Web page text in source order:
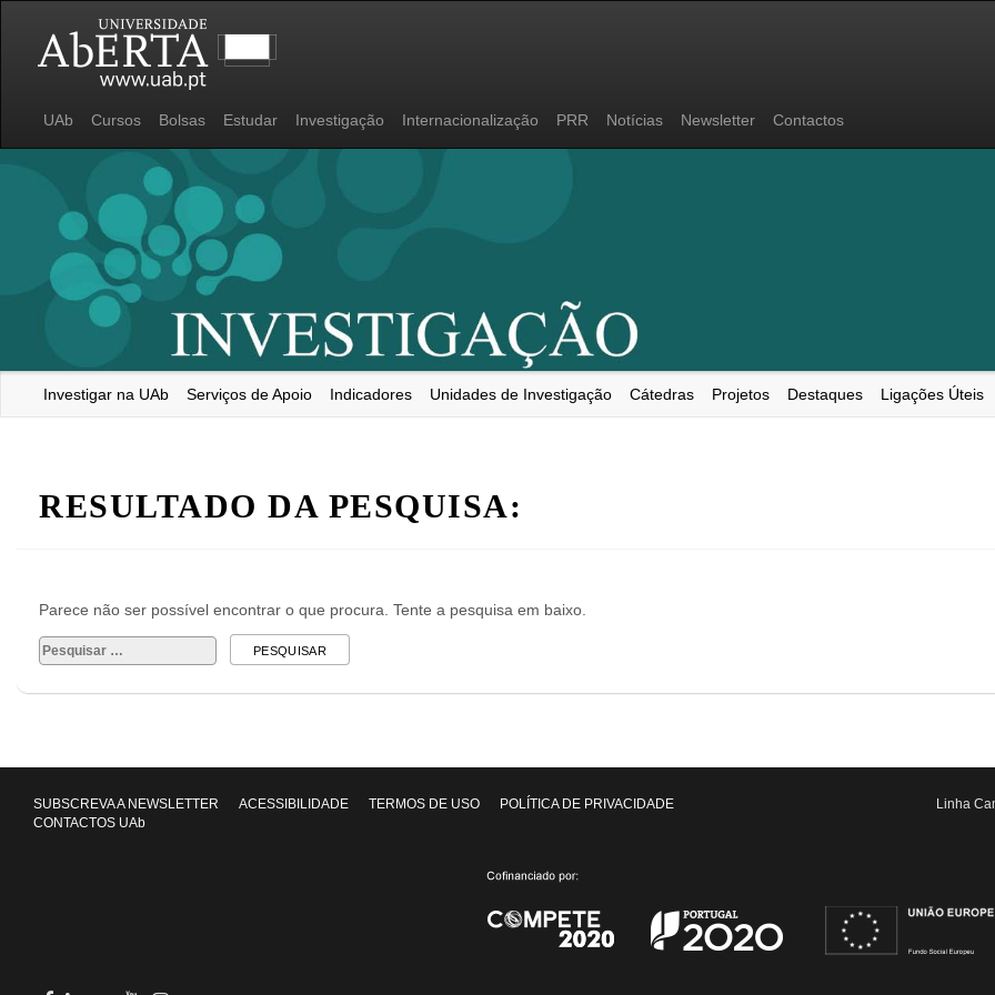
UAb Cursos Bolsas Estudar Investigação Internacionalização PRR Notícias Newsletter Contactos
Investigar na UAb Serviços de Apoio Indicadores Unidades de Investigação Cátedras Projetos Destaques Ligações Úteis
RESULTADO DA PESQUISA:
Parece não ser possível encontrar o que procura. Tente a pesquisa em baixo.
Pesquisar
por:
SUBSCREVA A NEWSLETTER ACESSIBILIDADE TERMOS DE USO
POLÍTICA DE PRIVACIDADE
CONTACTOS UAb
Linha
Twitter